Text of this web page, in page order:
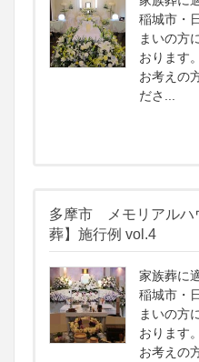
稲城市・
まいの方
おります
お考えの
ださ...
多摩市 メモリアル
葬】施行例 vol.4
家族葬に
稲城市・
まいの方
おります
お考えの